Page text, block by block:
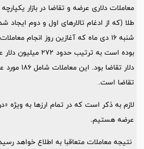
معاملات دلاری عرضه و تقاضا در بازار یکپارچه
طلا (که از ادغام تالارهای اول و دوم
شنبه 16 دی ماه که آغازین روز انجام
تقاضا است.
لازم به ذکر است که در تمام ارزها به ویژه
عرضه هستیم.
نتیجه معاملات متعاقبا به اطلاع خواهد